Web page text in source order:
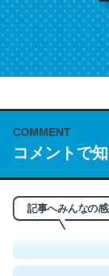
COMMENT
コメントで
記事へみんなの
これは名文。
う。英語少し
れ好き。
─今のこの状況が